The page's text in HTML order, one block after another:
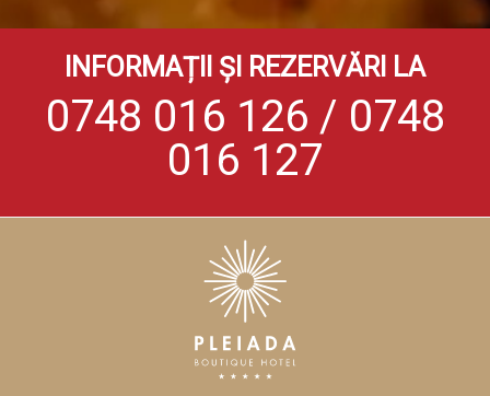
INFORMAȚII ȘI REZERVĂRI LA
0748 016 126 / 0748
016 127